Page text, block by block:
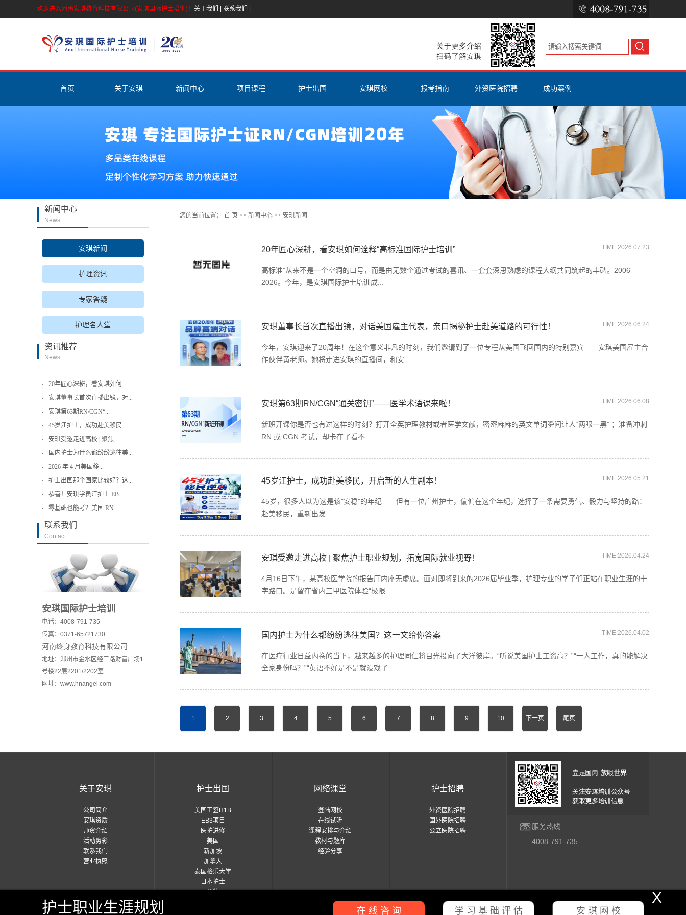
欢迎进入河南安琪教育科技有限公司(安琪国际护士培训)！ 关于我们 联系我们
首页 关于安琪
安琪资质
师资介绍
活动剪彩
新闻中心
护理资讯
护理名人堂
项目课程
美国RN
雅思课程
项目收费标准
国际专科护士证ISNC
护士出国
EB3项目
日本护士
沙特
安琪网校
在线试听
报考指南
ISPN（CGN）报考
美国RN报考
外资医院招聘
外资医院招聘
国外医院招聘
公立医院招聘
成功案例
RN证书
ISPN（CGN）证书
美国护士工签H1B
美国护士移民EB3
新闻中心
News
安琪新闻
护理资讯
专家答疑
护理名人堂
资讯推荐
News
20年匠心深耕，看安琪如何...
安琪董事长首次直播出镜，对...
安琪第63期RN/CGN“...
45岁江护士，成功赴美移民...
安琪受邀走进高校 | 聚焦...
国内护士为什么都纷纷逃往美...
2026 年 4 月美国移...
护士出国那个国家比较好？这...
恭喜！安琪学员江护士 EB...
零基础也能考？美国 RN ...
联系我们
Contact
安琪国际护士培训
电话：4008-791-735
传真：0371-65721730
河南终身教育科技有限公司
地址：郑州市金水区经三路财富广场1
号楼22层2201/2202室
网址：www.hnangel.com
您的当前位置： 首 页 >> 新闻中心 >> 安琪新闻
20年匠心深耕，看安琪如何诠释“高标准国际护士培训”
高标准”从来不是一个空洞的口号，而是由无数个通过考试的喜讯、一套套深思熟虑的课程大纲共同筑起的丰碑。2006 —
2026。今年，是安琪国际护士培训成...
TIME:2026.07.23
安琪董事长首次直播出镜，对话美国雇主代表，亲口揭秘护士赴美道路的可行性！
今年，安琪迎来了20周年！在这个意义非凡的时刻，我们邀请到了一位专程从美国飞回国内的特别嘉宾——安琪美国雇主合
作伙伴黄老师。她将走进安琪的直播间，和安...
TIME:2026.06.24
安琪第63期RN/CGN“通关密钥”——医学术语课来啦！
新班开课你是否也有过这样的时刻？打开全英护理教材或者医学文献，密密麻麻的英文单词瞬间让人“两眼一黑” ；准备冲刺
RN 或 CGN 考试，却卡在了看不...
TIME:2026.06.08
45岁江护士，成功赴美移民，开启新的人生剧本！
45岁，很多人以为这是该"安稳"的年纪——但有一位广州护士，偏偏在这个年纪，选择了一条需要勇气、毅力与坚持的路：
赴美移民，重新出发...
TIME:2026.05.21
安琪受邀走进高校 | 聚焦护士职业规划，拓宽国际就业视野！
4月16日下午，某高校医学院的报告厅内座无虚席。面对即将到来的2026届毕业季，护理专业的学子们正站在职业生涯的十
字路口。是留在省内三甲医院体验“极限...
TIME:2026.04.24
国内护士为什么都纷纷逃往美国？这一文给你答案
在医疗行业日益内卷的当下，越来越多的护理同仁将目光投向了大洋彼岸。“听说美国护士工资高？”“一人工作，真的能解决
全家身份吗？”“英语不好是不是就没戏了...
TIME:2026.04.02
1 2 3 4 5 6 7 8 9 10 下一页 尾页
关于安琪
公司简介
安琪资质
师资介绍
活动剪彩
联系我们
营业执照
护士出国
美国工签H1B
EB3项目
医护进修
美国
新加坡
加拿大
泰国格乐大学
日本护士
沙特
网络课堂
登陆网校
在线试听
课程安排与介绍
教材与题库
经验分享
护士招聘
外资医院招聘
国外医院招聘
公立医院招聘
服务热线
4008-791-735
X
护士职业生涯规划 安 琪 网 校
学 习 基 础 评 估
在 线 咨 询